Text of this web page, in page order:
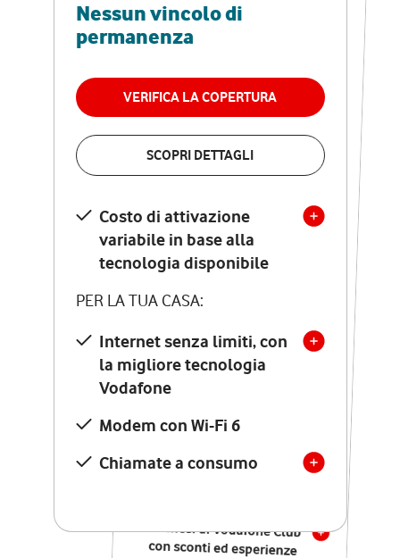
Nessun vincolo di
permanenza
VERIFICA LA COPERTURA
SCOPRI DETTAGLI
Costo di attivazione
variabile in base alla
tecnologia disponibile
PER LA TUA CASA:
Internet senza limiti, con
la migliore tecnologia
Vodafone
Modem con Wi-Fi 6
Chiamate a consumo
RETE FISSA + VODAFONE CLUB
29,95€
permanenza
VERIFICA LA COPERTURA
Costo di attivazione
variabile in base alla
tecnologia disponibile
PER LA TUA CASA:
Internet senza limiti, con
la migliore tecnologia
Vodafone
Modem Seven con Wi-Fi 7
Chiamate illimitate verso
numeri fissi e mobili
nazionali
12 mesi di Vodafone Club
con sconti ed esperienze
esclusive, poi si disattiva